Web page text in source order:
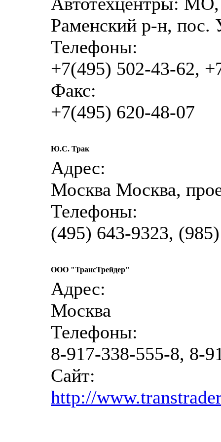
Раменский р-н, пос.
Телефоны:
+7(495) 502-43-62,
Факс:
+7(495) 620-48-07
Ю.С. Трак
Адрес:
Москва Москва,
Телефоны:
(495) 643-9323,
ООО "ТрансТрейдер"
Адрес:
Москва
Телефоны:
8-917-338-555-8, 8-
Сайт:
http://